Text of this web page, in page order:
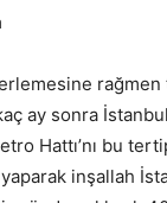
ay sonra
Hattı’nı bu
inşallah